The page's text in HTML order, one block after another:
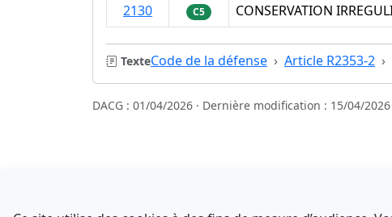
2130
C5 CONSERVATION
TexteCode de la défense Article R2353-2
DACG : 01/04/2026 · Dernière modification : 15/04/2026